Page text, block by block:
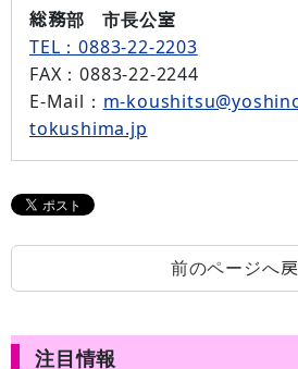
総務部 市長公室
TEL：0883-22-2203
FAX ：0883-22-2244
E-Mail ： m-
tokushima.jp
前のページへ
注目情報